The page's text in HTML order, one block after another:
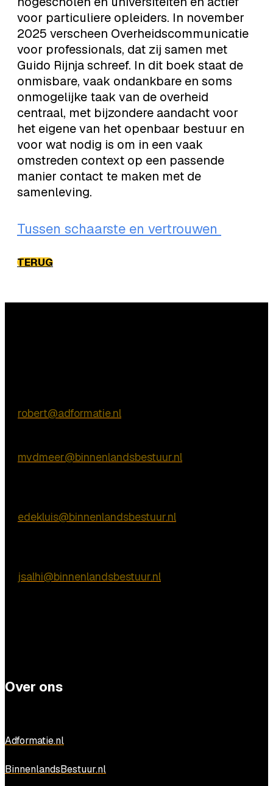
voor particuliere opleiders. In november
2025 verscheen Overheidscommunicatie
voor professionals, dat zij samen met
Guido Rijnja schreef. In dit boek staat de
onmisbare, vaak ondankbare en soms
onmogelijke taak van de overheid
centraal, met bijzondere aandacht voor
het eigene van het openbaar bestuur en
voor wat nodig is om in een vaak
omstreden context op een passende
manier contact te maken met de
samenleving.
Tussen schaarste en vertrouwen
TERUG
robert@adformatie.nl
mvdmeer@binnenlandsbestuur.nl
edekluis@binnenlandsbestuur.nl
jsalhi@binnenlandsbestuur.nl
Over ons
Adformatie.nl
BinnenlandsBestuur.nl